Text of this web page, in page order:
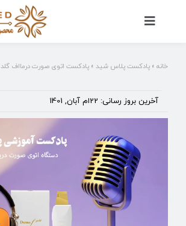
کنترلر
خانه » پادکست پلاس شید » پادکست اتوی صورت درمااف گلد
آخرین بروز رسانی: 22ام آبان, 1401